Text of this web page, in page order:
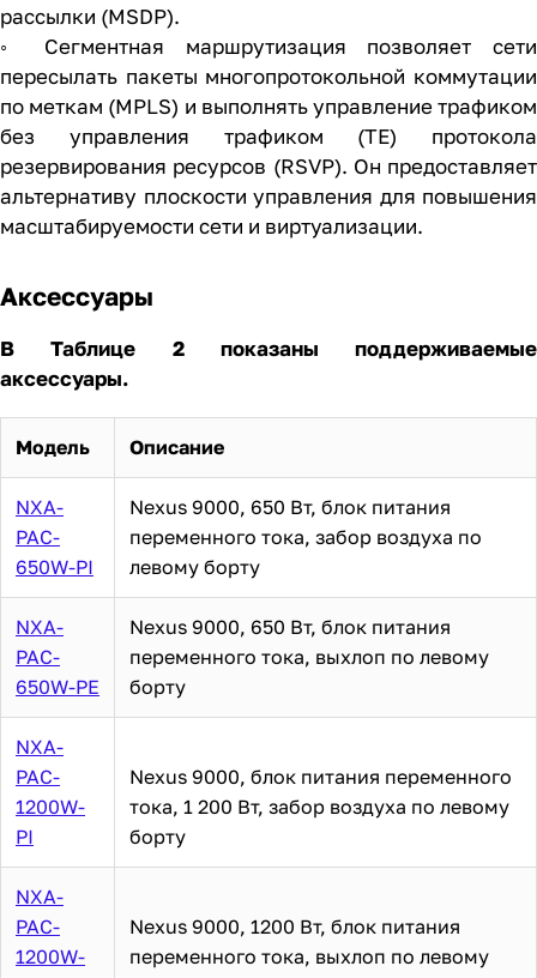
рассылки (MSDP).
◦ Сегментная маршрутизация позволяет сети
пересылать пакеты многопротокольной коммутации
по меткам (MPLS) и выполнять управление трафиком
без управления трафиком (TE) протокола
резервирования ресурсов (RSVP). Он предоставляет
альтернативу плоскости управления для повышения
масштабируемости сети и виртуализации.
Аксессуары
В Таблице 2 показаны поддерживаемые
аксессуары.
Модель Описание
NXA-
PAC-
650W-PI
Nexus 9000, 650 Вт, блок питания
переменного тока, забор воздуха по
левому борту
NXA-
PAC-
650W-PE
Nexus 9000, 650 Вт, блок питания
переменного тока, выхлоп по левому
борту
NXA-
PAC-
1200W-
PI
Nexus 9000, блок питания переменного
тока, 1 200 Вт, забор воздуха по левому
борту
NXA-
PAC-
1200W-
Nexus 9000, 1200 Вт, блок питания
переменного тока, выхлоп по левому